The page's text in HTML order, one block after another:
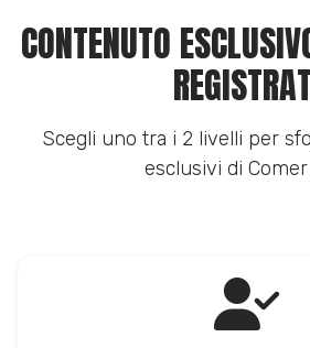
CONTENUTO
Scegli uno tra i 2 livelli per
esclusivi di